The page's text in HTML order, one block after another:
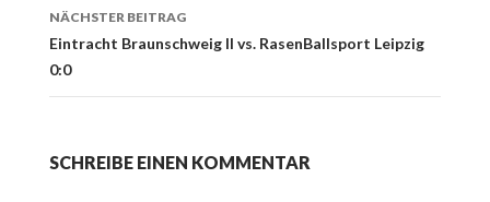
NÄCHSTER BEITRAG
Eintracht Braunschweig II vs. RasenBallsport Leipzig
0:0
SCHREIBE EINEN KOMMENTAR